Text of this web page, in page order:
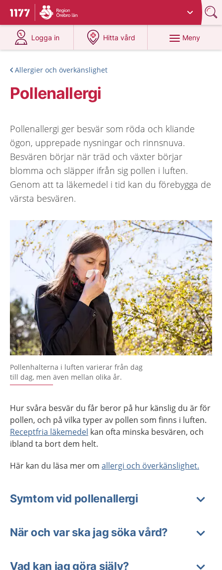
Till startsidan för 1177
Du har valt region
Logga in
på 1177.se
Hitta vård
på 1177.se
Meny
Allergier och överkänslighet
Pollenallergi
Pollenallergi ger besvär som röda och kliande
ögon, upprepade nysningar och rinnsnuva.
Besvären börjar när träd och växter börjar
blomma och släpper ifrån sig pollen i luften.
Genom att ta läkemedel i tid kan du förebygga de
värsta besvären.
Pollenhalterna i luften varierar från dag
till dag, men även mellan olika år.
Hur svåra besvär du får beror på hur känslig du är för
pollen, och på vilka typer av pollen som finns i luften.
Receptfria läkemedel kan ofta minska besvären, och
ibland ta bort dem helt.
Här kan du läsa mer om allergi och överkänslighet.
Symtom vid pollenallergi
När och var ska jag söka vård?
Vad kan jag göra själv?